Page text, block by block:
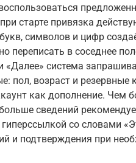
старте привязка
символов и цифр
переписать в соседнее
«Далее» система
пол, возраст и
как дополнение. Чем
сведений
со словами
и подтверждения при